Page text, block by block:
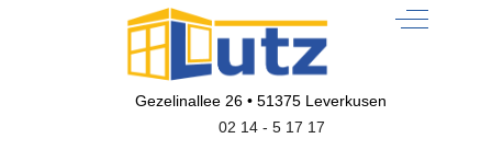
Off-
Gezelinallee 26 • 51375 Leverkusen
02 14 - 5 17 17